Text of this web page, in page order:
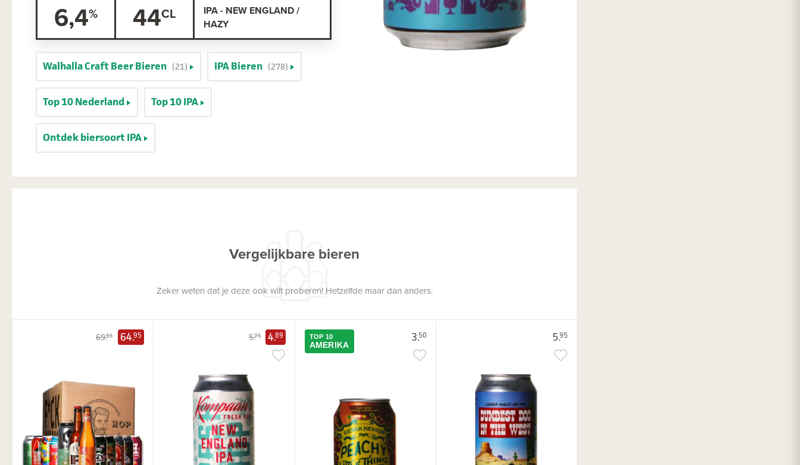
6,4 44
IPA - NEW ENGLAND /
HAZY
Walhalla Craft Beer Bieren (21) IPA Bieren (278)
Top 10 Nederland Top 10 IPA
Ontdek biersoort IPA
Vergelijkbare bieren
Zeker weten dat je deze ook wilt proberen! Hetzelfde maar dan anders.
69.95 64.95 5.75 4.89 3.50
TOP 10
AMERIKA
5.95